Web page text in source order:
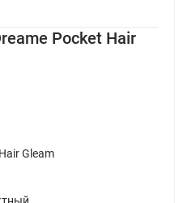
Pocket Hair
Gleam